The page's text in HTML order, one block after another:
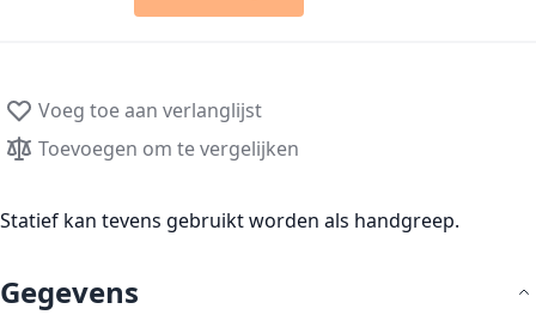
Voeg toe aan verlanglijst
Toevoegen om te vergelijken
Statief kan tevens gebruikt worden als handgreep.
Gegevens